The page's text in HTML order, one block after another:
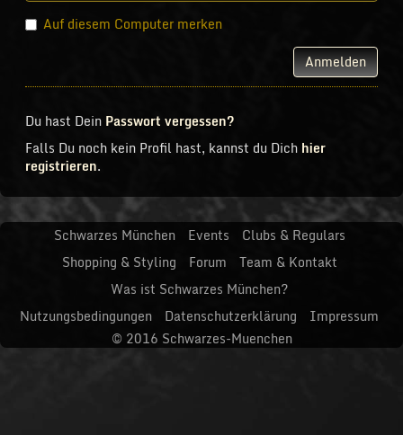
Auf diesem Computer merken
Anmelden
Du hast Dein Passwort vergessen?
Falls Du noch kein Profil hast, kannst du Dich hier
registrieren.
Schwarzes München Events
Clubs & Regulars
Shopping & Styling
Forum
Team & Kontakt
Was ist Schwarzes München?
Nutzungsbedingungen
Datenschutzerklärung
Impressum
© 2016 Schwarzes-Muenchen